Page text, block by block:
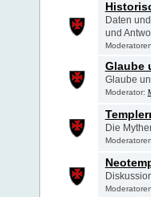
Daten
und
Glaube
Glaube
Moderator:
Die